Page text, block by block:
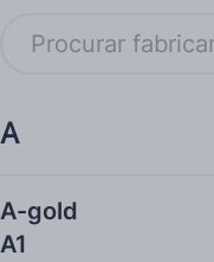
A
A-gold
A1